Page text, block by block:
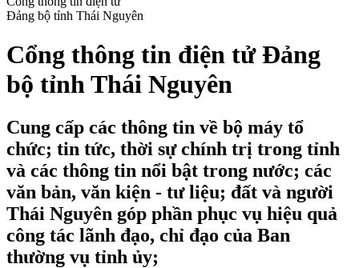
Đảng bộ tỉnh Thái Nguyên
Cổng thông tin điện tử Đảng
bộ tỉnh Thái Nguyên
Cung cấp các thông tin về bộ máy tổ
chức; tin tức, thời sự chính trị trong tỉnh
và các thông tin nổi bật trong nước; các
văn bản, văn kiện - tư liệu; đất và người
Thái Nguyên góp phần phục vụ hiệu quả
công tác lãnh đạo, chỉ đạo của Ban
thường vụ tỉnh ủy;